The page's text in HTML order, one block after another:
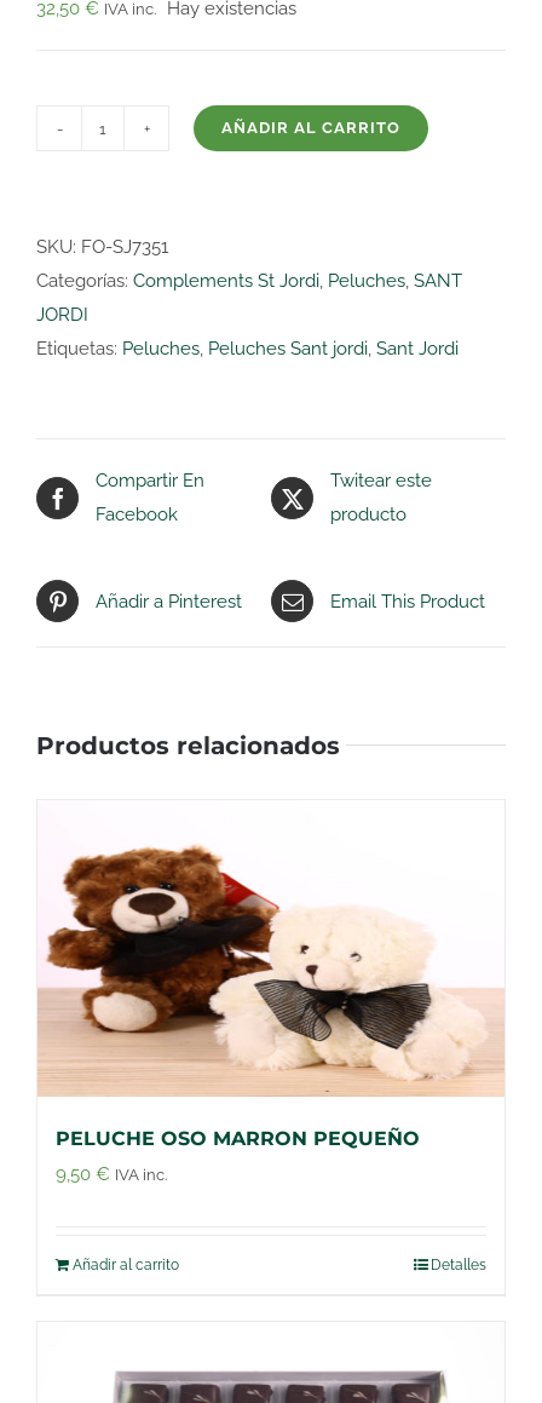
32,50 € IVA inc. Hay existencias
'Bashful'
cantidad
AÑADIR AL CARRITO
SKU: FO-SJ7351
Categorías: Complements St Jordi, Peluches, SANT
JORDI
Etiquetas: Peluches, Peluches Sant jordi, Sant Jordi
Compartir En
Facebook
Twitear este
producto
Añadir a Pinterest Email This Product
Productos relacionados
PELUCHE OSO MARRON PEQUEÑO
9,50 € IVA inc.
Añadir al carrito Detalles